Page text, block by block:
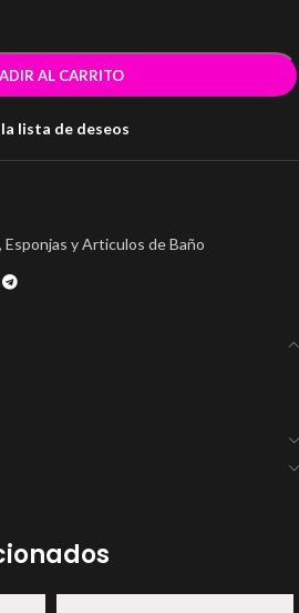
AL CARRITO
lista de deseos
, Esponjas y Articulos de Baño